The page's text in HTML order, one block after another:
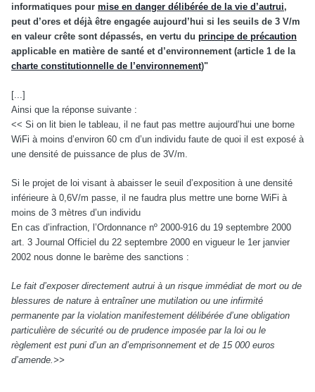
informatiques pour mise en danger délibérée de la vie d’autrui,
peut d’ores et déjà être engagée aujourd’hui si les seuils de 3 V/m
en valeur crête sont dépassés, en vertu du principe de précaution
applicable en matière de santé et d’environnement (article 1 de la
charte constitutionnelle de l’environnement)"
[...]
Ainsi que la réponse suivante :
<< Si on lit bien le tableau, il ne faut pas mettre aujourd’hui une borne
WiFi à moins d’environ 60 cm d’un individu faute de quoi il est exposé à
une densité de puissance de plus de 3V/m.
Si le projet de loi visant à abaisser le seuil d’exposition à une densité
inférieure à 0,6V/m passe, il ne faudra plus mettre une borne WiFi à
moins de 3 mètres d’un individu
En cas d’infraction, l’Ordonnance nº 2000-916 du 19 septembre 2000
art. 3 Journal Officiel du 22 septembre 2000 en vigueur le 1er janvier
2002 nous donne le barème des sanctions :
Le fait d’exposer directement autrui à un risque immédiat de mort ou de
blessures de nature à entraîner une mutilation ou une infirmité
permanente par la violation manifestement délibérée d’une obligation
particulière de sécurité ou de prudence imposée par la loi ou le
règlement est puni d’un an d’emprisonnement et de 15 000 euros
d’amende.>>